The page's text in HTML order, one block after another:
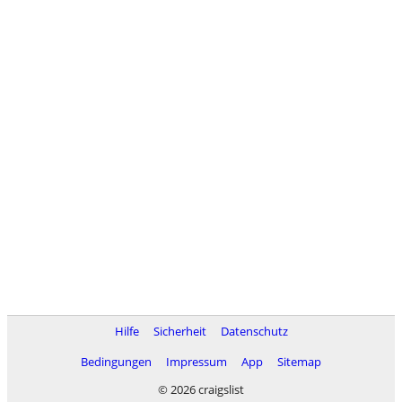
Hilfe Sicherheit
Datenschutz
Bedingungen
Impressum App
Sitemap
© 2026 craigslist